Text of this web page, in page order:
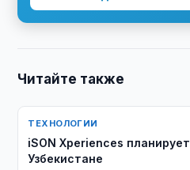
Читайте также
ТЕХНОЛОГИИ
iSON Xperiences
Узбекистане